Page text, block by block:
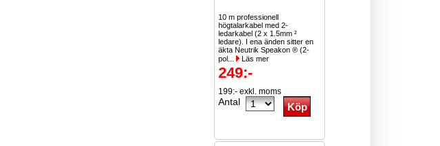
10 m professionell
högtalarkabel med 2-
ledarkabel (2 x 1.5mm ²
ledare). I ena änden sitter en
äkta Neutrik Speakon ® (2-
pol...
Läs mer
249:-
199:- exkl. moms
Antal